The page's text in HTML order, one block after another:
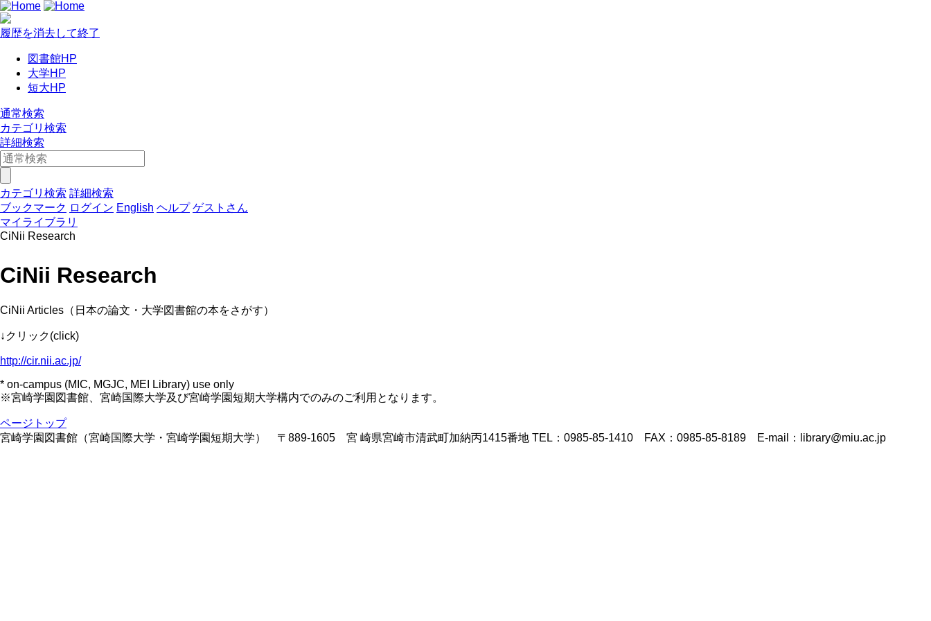
履歴を消去して終了
図書館HP
大学HP
短大HP
通常検索
カテゴリ検索
詳細検索
カテゴリ検索 詳細検索
ブックマーク ログイン English ヘルプ ゲストさん
マイライブラリ
CiNii Research
CiNii Research
CiNii Articles（日本の論文・大学図書館の本をさがす）
↓クリック(click)
http://cir.nii.ac.jp/
* on-campus (MIC, MGJC, MEI Library) use only
※宮崎学園図書館、宮崎国際大学及び宮崎学園短期大学構内でのみのご利用となります。
ページトップ
宮崎学園図書館（宮崎国際大学・宮崎学園短期大学） 〒889-1605 宮 崎県宮崎市清武町加納丙1415番地 TEL：0985-85-1410 FAX：0985-85-8189 E-mail：library@miu.ac.jp